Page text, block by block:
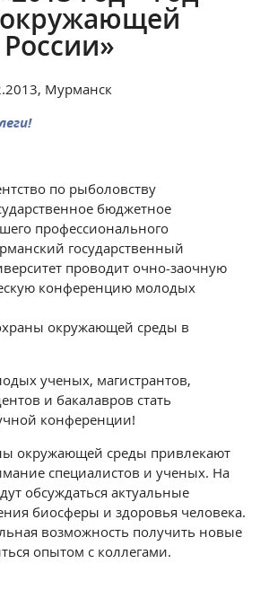
Мурманск
по рыболовству
бюджетное
профессионального
государственный
проводит очно-заочную
конференцию молодых
окружающей среды в
ученых, магистрантов,
и бакалавров стать
конференции!
окружающей среды привлекают
специалистов и ученых. На
обсуждаться актуальные
биосферы и здоровья человека.
возможность получить новые
опытом с коллегами.